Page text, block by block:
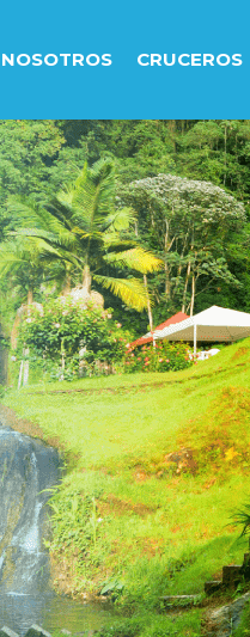
NOSOTROS CRUCEROS